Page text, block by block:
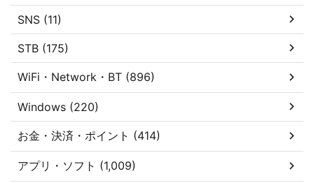
SNS (11)
STB (175)
WiFi・Network・BT (896)
Windows (220)
お金・決済・ポイント (414)
アプリ・ソフト (1,009)